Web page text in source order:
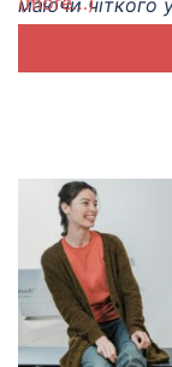
маючи чіткого
слід звернути
дзвонити в